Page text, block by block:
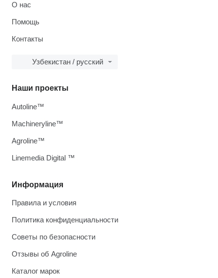
О нас
Помощь
Контакты
Узбекистан / русский
Информация
Правила и условия
Политика конфиденциальности
Советы по безопасности
Отзывы об Agroline
Каталог марок
Наши проекты
Autoline™
Machineryline™
Agroline™
Linemedia Digital ™